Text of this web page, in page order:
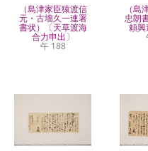
（島津家臣猿渡信
元・古墻久一連署
書状）〔天草渡海
合力申出〕
午 188
（島
忠朗
頼興